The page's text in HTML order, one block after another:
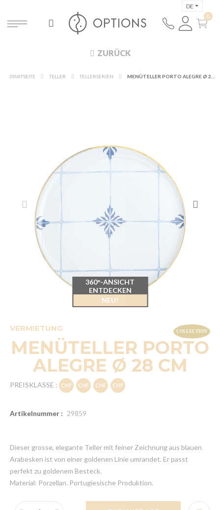
DE
ZURÜCK
STARTSEITE TELLER TELLERSERIEN
VERMIETUNG
MENÜTELLER PORTO
ALEGRE Ø 28 CM
PREISKLASSE :
Artikelnummer : 29859
Dieser grosse, elegante Teller mit feiner Zeichnung aus blauen
Arabesken ist von einer goldenen Linie umrandet. Er passt
perfekt zu goldenem Besteck.
Material: Porzellan. Portugiesische Produktion.
360°-ANSICHT
ENTDECKEN
NEU!